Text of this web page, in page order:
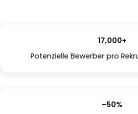
17,000+
Potenzielle Bewerber pro
–50%